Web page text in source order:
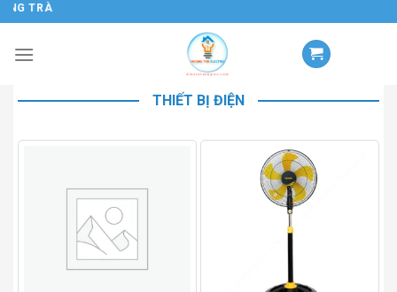
Chuyển
nội
TRÀ
THIẾT BỊ ĐIỆN